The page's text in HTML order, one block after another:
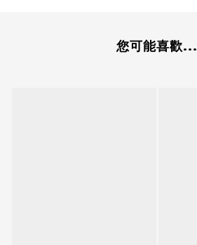
您可能喜歡...